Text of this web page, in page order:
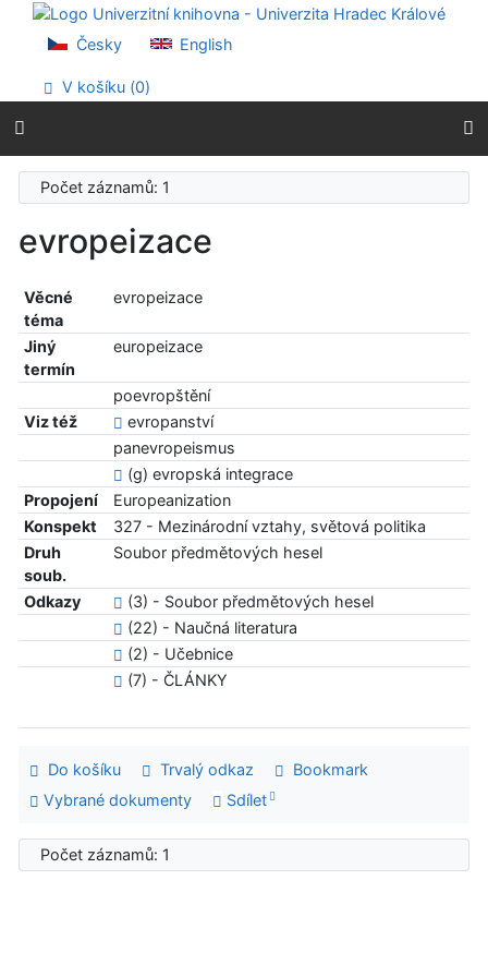
Přejít na obsah
Přejít na menu
Prohlášení o webové přístupnosti
Česky English
V košíku (0)
Počet záznamů: 1
evropeizace
Věcné
téma
evropeizace
Jiný
termín
europeizace
poevropštění
Viz též
evropanství
panevropeismus
(g) evropská integrace
Propojení
Europeanization
Konspekt
327 - Mezinárodní vztahy, světová politika
Druh
soub.
Soubor předmětových hesel
Odkazy
(3) - Soubor předmětových hesel
(22) - Naučná literatura
(2) - Učebnice
(7) - ČLÁNKY
Do košíku Trvalý odkaz
Bookmark
Vybrané dokumenty
Sdílet
Počet záznamů: 1